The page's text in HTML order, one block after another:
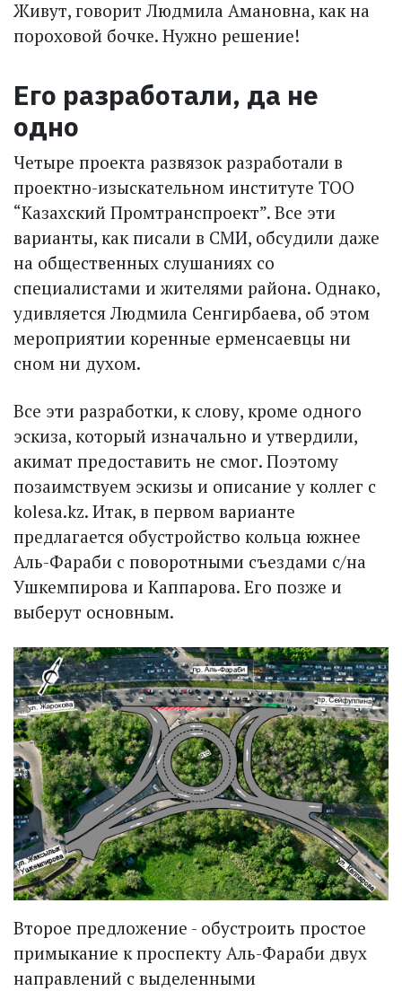
Живут, говорит Людмила Амановна, как на
пороховой бочке. Нужно решение!
Его разработали, да не
одно
Четыре проекта развязок разработали в
проектно-­изыскательном институте ТОО
“Казахский Промтранспроект”. Все эти
варианты, как писали в СМИ, обсудили даже
на общественных слушаниях со
специалистами и жителями района. Однако,
удивляется Людмила Сенгирбаева, об этом
мероприятии коренные ерменсаевцы ни
сном ни духом.
Все эти разработки, к слову, кроме одного
эскиза, который изначально и утвердили,
акимат предоставить не смог. Поэтому
позаимствуем эскизы и описание у коллег с
kolesa.kz. Итак, в первом варианте
предлагается обустройство кольца южнее
Аль-Фараби с поворотными съездами с/на
Ушкемпирова и Каппарова. Его позже и
выберут основным.
Второе предложение - обустроить простое
примыкание к проспекту Аль-Фараби двух
направлений с выделенными